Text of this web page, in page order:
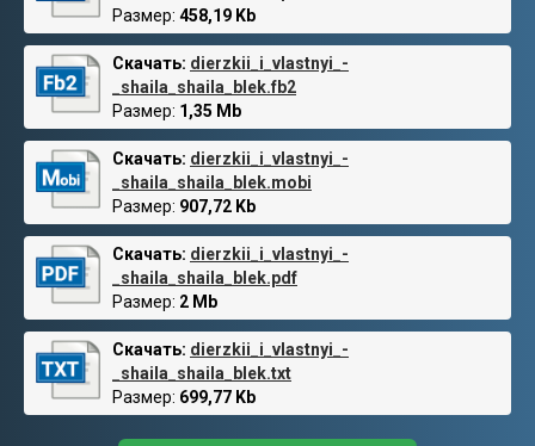
Размер: 458,19 Kb
Скачать: dierzkii_i_vlastnyi_-
_shaila_shaila_blek.fb2
Размер: 1,35 Mb
Скачать: dierzkii_i_vlastnyi_-
_shaila_shaila_blek.mobi
Размер: 907,72 Kb
Скачать: dierzkii_i_vlastnyi_-
_shaila_shaila_blek.pdf
Размер: 2 Mb
Скачать: dierzkii_i_vlastnyi_-
_shaila_shaila_blek.txt
Размер: 699,77 Kb